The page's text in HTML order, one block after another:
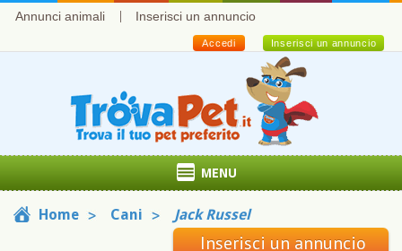
Annunci animali Inserisci un annuncio
Inserisci un annuncio
Accedi
MENU
Home Cani Jack Russel
Inserisci un annuncio